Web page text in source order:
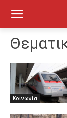
Κοινωνία